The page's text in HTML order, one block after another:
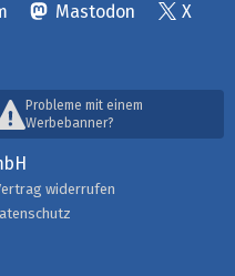
Mastodon
X
Probleme mit einem
Werbebanner?
widerrufen